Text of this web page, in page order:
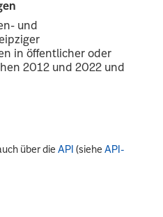
und
in öffentlicher oder
2012 und 2022 und
über dieAPI (sieheAPI-